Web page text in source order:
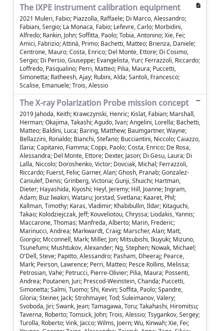
The IXPE instrument calibration equipment
2021 Muleri, Fabio; Piazzolla, Raffaele; Di Marco, Alessandro;
Fabiani, Sergio; La Monaca, Fabio; Lefevre, Carlo; Morbidini,
Alfredo; Rankin, John; Soffitta, Paolo; Tobia, Antonino; Xie, Fei;
Amici, Fabrizio; Attinà, Primo; Bachetti, Matteo; Brienza, Daniele;
Centrone, Mauro; Costa, Enrico; Del Monte, Ettore; Di Cosimo,
Sergio; Di Persio, Giuseppe; Evangelista, Yuri; Ferrazzoli, Riccardo;
Loffredo, Pasqualino; Perri, Matteo; Pilia, Maura; Puccetti,
Simonetta; Ratheesh, Ajay; Rubini, Alda; Santoli, Francesco;
Scalise, Emanuele; Trois, Alessio
The X-ray Polarization Probe mission concept
2019 Jahoda, Keith; Krawczynski, Henric; Kislat, Fabian; Marshall,
Herman; Okajima, Takashi; Agudo, Ivan; Angelini, Lorella; Bachetti,
Matteo; Baldini, Luca; Baring, Matthew; Baumgartner, Wayne;
Bellazzini, Ronaldo; Bianchi, Stefano; Bucciantini, Niccolo; Caiazzo,
Ilaria; Capitanio, Fiamma; Coppi, Paolo; Costa, Enrico; De Rosa,
Alessandra; Del Monte, Ettore; Dexter, Jason; Di Gesu, Laura; Di
Lalla, Niccolo; Doroshenko, Victor; Dovciak, Michal; Ferrazzoli,
Riccardo; Fuerst, Felix; Garner, Alan; Ghosh, Pranab; Gonzalez-
Caniulef, Denis; Grinberg, Victoria; Gunji, Shuichi; Hartman,
Dieter; Hayashida, Kiyoshi; Heyl, Jeremy; Hill, Joanne; Ingram,
Adam; Buz Iwakiri, Wataru; Jorstad, Svetlana; Kaaret, Phil;
Kallman, Timothy; Karas, Vladimir; Khabibullin, Ildar; Kitaguchi,
Takao; Kolodziejczak, Jeff; Kouveliotou, Chryssa; Liodakis, Yannis;
Maccarone, Thomas; Manfreda, Alberto; Marin, Frederic;
Marinucci, Andrea; Markwardt, Craig; Marscher, Alan; Matt,
Giorgio; Mcconnell, Mark; Miller, Jon; Mitsubishi, Ikuyuki; Mizuno,
Tsunefumi; Mushtukov, Alexander; Ng, Stephen; Nowak, Michael;
O'Dell, Steve; Papitto, Alessandro; Pasham, Dheeraj; Pearce,
Mark; Peirson, Lawrence; Perri, Matteo; Pesce Rollins, Melissa;
Petrosian, Vahe; Petrucci, Pierre-Olivier; Pilia, Maura; Possenti,
Andrea; Poutanen, Juri; Prescod-Weinstein, Chanda; Puccetti,
Simonetta; Salmi, Tuomo; Shi, Kevin; Soffita, Paolo; Spandre,
Gloria; Steiner, Jack; Strohmayer, Tod; Suleimanov, Valery;
Svoboda, Jiri; Swank, Jean; Tamagawa, Toru; Takahashi, Hiromitsu;
Taverna, Roberto; Tomsick, John; Trois, Alessio; Tsygankov, Sergey;
Turolla, Roberto; Vink, Jacco; Wilms, Joern; Wu, Kinwah; Xie, Fei;